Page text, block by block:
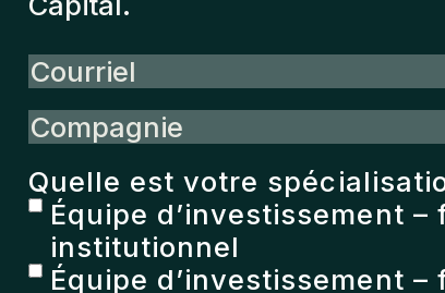
Courriel
Compagnie
Quelle est votre
Équipe d’investissement –
institutionnel
Équipe d’investissement –